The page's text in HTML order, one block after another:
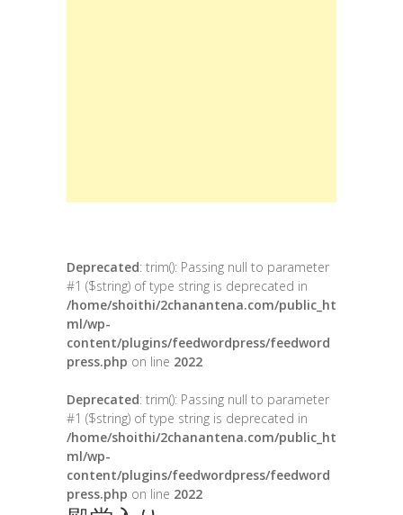
Deprecated: trim(): Passing null to parameter
#1 ($string) of type string is deprecated in
/home/shoithi/2chanantena.com/public_ht
ml/wp-
content/plugins/feedwordpress/feedword
press.php on line 2022
Deprecated: trim(): Passing null to parameter
#1 ($string) of type string is deprecated in
/home/shoithi/2chanantena.com/public_ht
ml/wp-
content/plugins/feedwordpress/feedword
press.php on line 2022